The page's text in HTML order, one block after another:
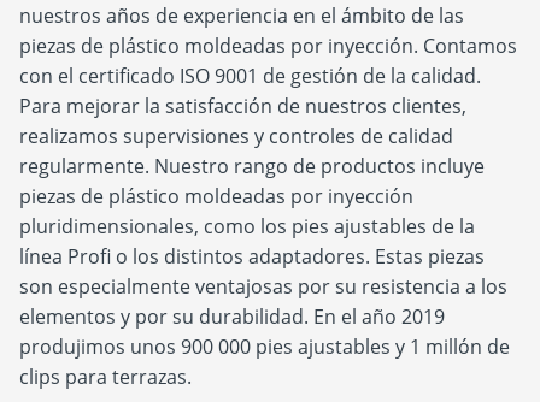
nuestros años de experiencia en el ámbito de las
piezas de plástico moldeadas por inyección. Contamos
con el certificado ISO 9001 de gestión de la calidad.
Para mejorar la satisfacción de nuestros clientes,
realizamos supervisiones y controles de calidad
regularmente. Nuestro rango de productos incluye
piezas de plástico moldeadas por inyección
pluridimensionales, como los pies ajustables de la
línea Profi o los distintos adaptadores. Estas piezas
son especialmente ventajosas por su resistencia a los
elementos y por su durabilidad. En el año 2019
produjimos unos 900 000 pies ajustables y 1 millón de
clips para terrazas.